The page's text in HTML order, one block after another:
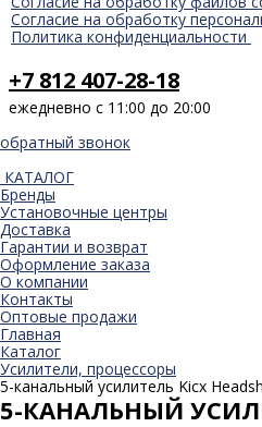
Согласие на обработку
Политика конфиденциальности
+7 812 407-28-18
ежедневно с 11:00 до 20:00
обратный звонок
КАТАЛОГ
Бренды
Установочные центры
Доставка
Гарантии и возврат
Оформление заказа
О компании
Контакты
Оптовые продажи
Главная
Каталог
Усилители, процессоры
5-канальный усилитель Kicx
5-КАНАЛЬНЫЙ